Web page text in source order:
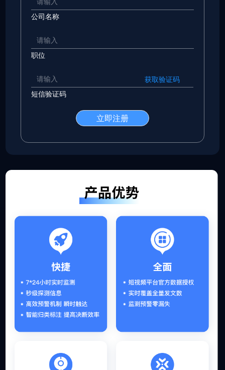
公司名称
职位
获取验证码
短信验证码
立即注册